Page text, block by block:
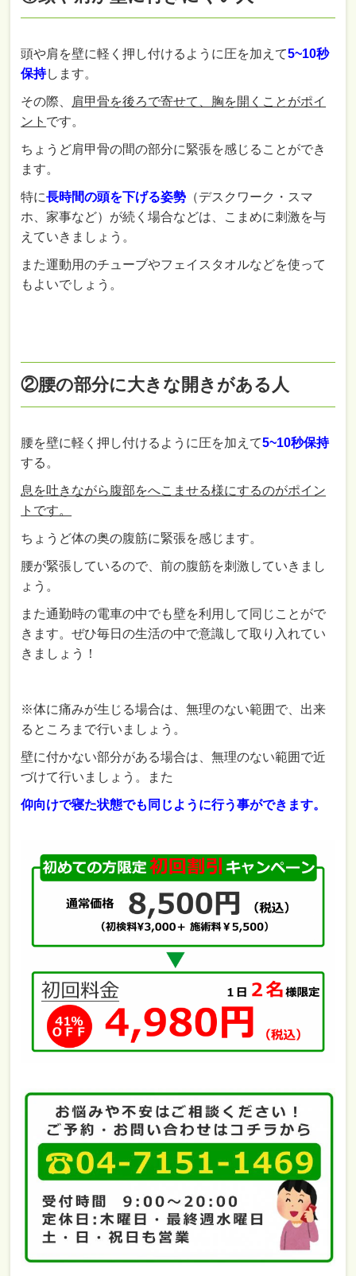
頭や肩を壁に軽く押し付けるように圧を加えて5~10秒
保持します。
その際、
肩甲骨を後ろで寄せて、胸を開くことがポイ
ント です。
ちょうど肩甲骨の間の部分に緊張を感じることができ
ます。
特に長時間の頭を下げる姿勢 （デスクワーク・スマ
ホ、家事など）が続く場合などは、こまめに刺激を与
えていきましょう。
また運動用のチューブやフェイスタオルなどを使って
もよいでしょう。
②腰の部分に大きな開きがある人
腰を壁に軽く押し付けるように圧を加えて5~10秒保持
する。
息を吐きながら腹部をへこませる様にするのがポイン
トです。
ちょうど体の奥の腹筋に緊張を感じます。
腰が緊張しているので、前の腹筋を刺激していきまし
ょう。
また通勤時の電車の中でも壁を利用して同じことがで
きます。ぜひ毎日の生活の中で意識して取り入れてい
きましょう！
※体に痛みが生じる場合は、無理のない範囲で、出来
るところまで行いましょう。
壁に付かない部分がある場合は、無理のない範囲で近
づけて行いましょう。また
仰向けで寝た状態でも同じように行う事ができます。